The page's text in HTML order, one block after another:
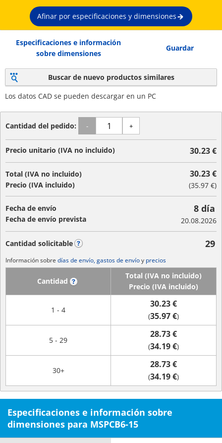
Afinar por especificaciones y dimensiones
Especificaciones e información
sobre dimensiones
Guardar
Buscar de nuevo productos similares
Los datos CAD se pueden descargar en un PC
Cantidad del pedido: - +
Precio unitario (IVA no incluido) 30.23 €
Total (IVA no incluido)
Precio (IVA incluido)
30.23 €
(35.97 €)
Fecha de envío
Fecha de envío prevista
8 día
20.08.2026
Cantidad solicitable 29
Información sobre días de envío, gastos de envíoy precios
Cantidad
Total (IVA no incluido)
Precio (IVA incluido)
1 - 4
30.23 €
(35.97 €)
5 - 29
28.73 €
(34.19 €)
30+
28.73 €
(34.19 €)
Especificaciones e información sobre
dimensiones para MSPCB6-15